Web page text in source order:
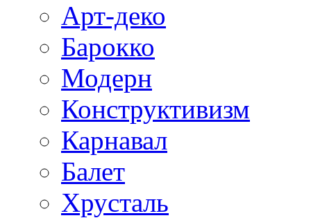
Арт-деко
Барокко
Модерн
Конструктивизм
Карнавал
Балет
Хрусталь